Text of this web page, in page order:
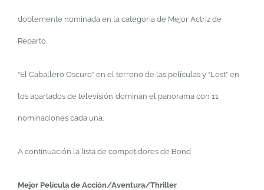
doblemente nominada en la categoría de Mejor Actriz de
Reparto.
“El Caballero Oscuro” en el terreno de las películas y “Lost” en
los apartados de televisión dominan el panorama con 11
nominaciones cada una.
A continuación la lista de competidores de Bond
Mejor Película de Acción/Aventura/Thriller